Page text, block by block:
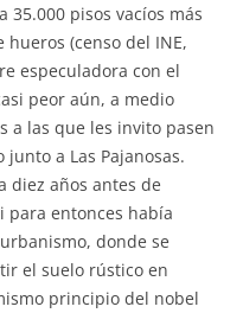
35.000 pisos vacíos más
(censo del INE,
especuladora con el
peor aún, a medio
a las que les invito pasen
junto a Las Pajanosas.
diez años antes de
entonces había
donde se
el suelo rústico en
principio del nobel